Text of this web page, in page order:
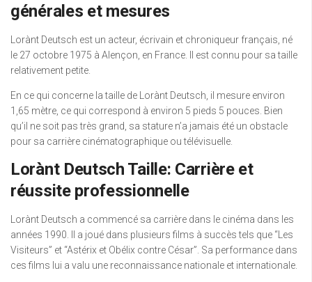
générales et mesures
Lorànt Deutsch est un acteur, écrivain et chroniqueur français, né
le 27 octobre 1975 à Alençon, en France. Il est connu pour sa taille
relativement petite.
En ce qui concerne la taille de Lorànt Deutsch, il mesure environ
1,65 mètre, ce qui correspond à environ 5 pieds 5 pouces. Bien
qu’il ne soit pas très grand, sa stature n’a jamais été un obstacle
pour sa carrière cinématographique ou télévisuelle.
Lorànt Deutsch Taille: Carrière et
réussite professionnelle
Lorànt Deutsch a commencé sa carrière dans le cinéma dans les
années 1990. Il a joué dans plusieurs films à succès tels que “Les
Visiteurs” et “Astérix et Obélix contre César”. Sa performance dans
ces films lui a valu une reconnaissance nationale et internationale.